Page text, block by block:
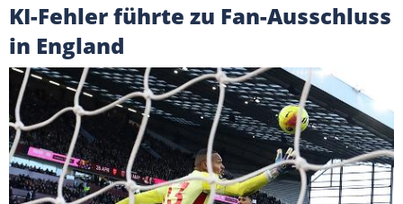
KI-Fehler führte zu Fan-Ausschluss
in England